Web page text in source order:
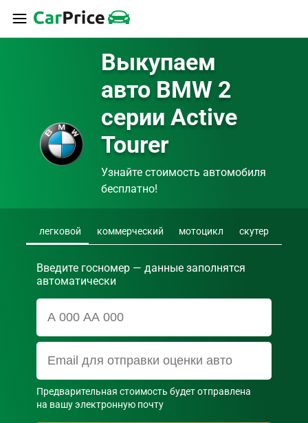
Выкупаем
авто BMW 2
серии Active
Tourer
Узнайте стоимость автомобиля
бесплатно!
легковой коммерческий мотоцикл скутер
Введите госномер — данные заполнятся
автоматически
Предварительная стоимость будет отправлена
на вашу электронную почту